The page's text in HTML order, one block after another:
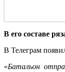
В его составе
В Телеграм
«Батальон